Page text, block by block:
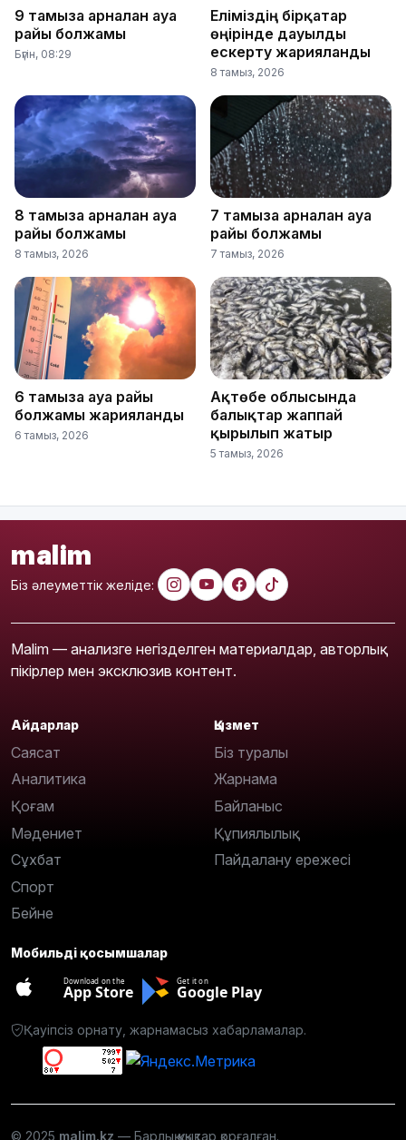
9 тамызға арналған ауа
райы болжамы
Бүгін, 08:29
Еліміздің бірқатар
өңірінде дауылды
ескерту жарияланды
8 тамыз, 2026
8 тамызға арналған ауа
райы болжамы
8 тамыз, 2026
7 тамызға арналған ауа
райы болжамы
7 тамыз, 2026
6 тамызға ауа райы
болжамы жарияланды
6 тамыз, 2026
Ақтөбе облысында
балықтар жаппай
қырылып жатыр
5 тамыз, 2026
malim
Біз әлеуметтік желіде:
Malim — анализге негізделген материалдар, авторлық
пікірлер мен эксклюзив контент.
Айдарлар
Саясат
Аналитика
Қоғам
Мәдениет
Сұхбат
Спорт
Бейне
Қызмет
Біз туралы
Жарнама
Байланыс
Құпиялылық
Пайдалану ережесі
Мобильді қосымшалар
Download on the
App Store
Get it on
Google Play
Қауіпсіз орнату, жарнамасыз хабарламалар.
© 2025 malim.kz — Барлық құқықтар қорғалған.